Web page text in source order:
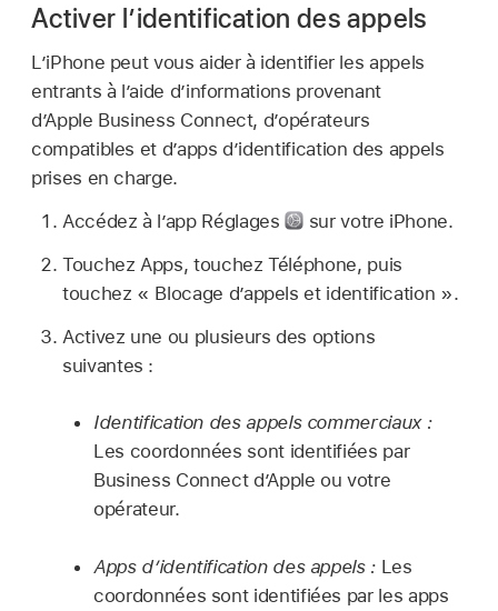
Activer l’identification des appels
L’iPhone peut vous aider à identifier les appels
entrants à l’aide d’informations provenant
d’Apple Business Connect, d’opérateurs
compatibles et d’apps d’identification des appels
prises en charge.
Accédez à l’app Réglages
sur votre iPhone.
Touchez Apps, touchez Téléphone, puis
touchez « Blocage d’appels et identification ».
Activez une ou plusieurs des options
suivantes :
Identification des appels commerciaux :
Les coordonnées sont identifiées par
Business Connect d’Apple ou votre
opérateur.
Apps d’identification des appels : Les
coordonnées sont identifiées par les apps